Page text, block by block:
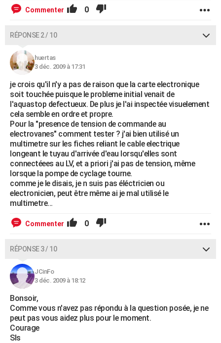
Commenter 0
RÉPONSE 2 / 10
huertas
3 déc. 2009 à 17:31
je crois qu'il n'y a pas de raison que la carte electronique
soit touchée puisque le probleme initial venait de
l'aquastop defectueux. De plus je l'ai inspectée visuelement
cela semble en ordre et propre.
Pour la "presence de tension de commande au
electrovanes" comment tester ? j'ai bien utilisé un
multimetre sur les fiches reliant le cable electrique
longeant le tuyau d'arrivée d'eau lorsqu'elles sont
connectéees au LV, et a priori j'ai pas de tension, même
lorsque la pompe de cyclage tourne.
comme je le disais, je n suis pas éléctricien ou
electronicien, peut être même ai je mal utilisé le
multimetre...
Commenter 0
RÉPONSE 3 / 10
JCinFo
3 déc. 2009 à 18:12
Bonsoir,
Comme vous n'avez pas répondu à la question posée, je ne
peut pas vous aidez plus pour le moment.
Courage
Sls